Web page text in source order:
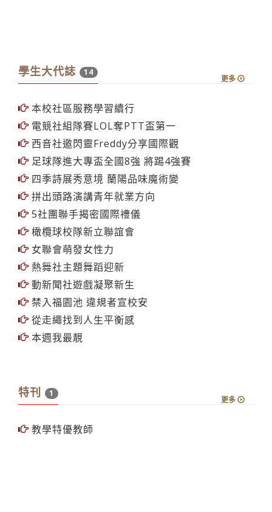
學生大代誌
本校社區服務學習續行
電競社組隊賽LOL奪PTT盃第一
西音社邀閃靈Freddy分享國際觀
足球隊進大專盃全國8強 將踢4強賽
四季詩展秀意境 蘭陽品味魔術變
拼出頭路演講青年就業方向
5社團聯手揭密國際禮儀
橄欖球校隊新立聯誼會
女聯會萌發女性力
熱舞社主題舞蹈迎新
動新聞社遊戲凝聚新生
特刊